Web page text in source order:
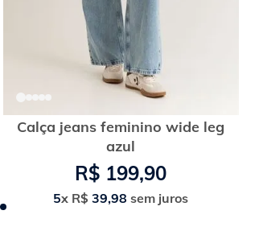
Calça jeans feminino wide leg
azul
R$ 199,90
5x R$ 39,98 sem juros